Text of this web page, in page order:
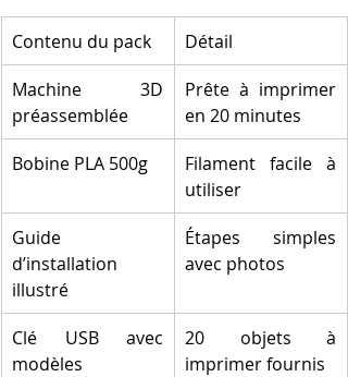
Contenu du pack
Détail
Machine 3D
préassemblée
Prête à imprimer
en 20 minutes
Bobine PLA 500g
Filament facile à
utiliser
Guide
d’installation
illustré
Étapes simples
avec photos
Clé USB avec
modèles
20 objets à
imprimer fournis